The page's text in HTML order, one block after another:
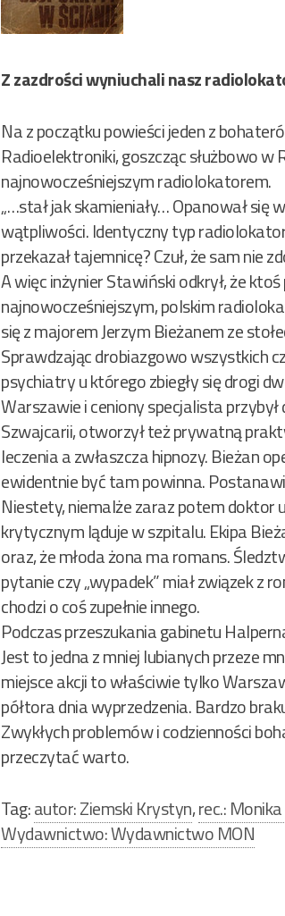
Z zazdrości wyniuchali nasz
Na z początku powieści jeden z
Radioelektroniki, goszcząc służbowo
najnowocześniejszym radiolokatorem.
„…stał jak skamieniały… Opanował się
wątpliwości. Identyczny typ
przekazał tajemnicę? Czuł, że sam nie
A więc inżynier Stawiński odkrył, że
najnowocześniejszym, polskim
się z majorem Jerzym Bieżanem ze
Sprawdzając drobiazgowo wszystkich
psychiatry u którego zbiegły się drogi
Warszawie i ceniony specjalista
Szwajcarii, otworzył też prywatną
leczenia a zwłaszcza hipnozy. Bieżan
ewidentnie być tam powinna.
Niestety, niemalże zaraz potem
krytycznym ląduje w szpitalu. Ekipa
oraz, że młoda żona ma romans.
pytanie czy „wypadek” miał związek z
chodzi o coś zupełnie innego.
Podczas przeszukania gabinetu
Jest to jedna z mniej lubianych przeze
miejsce akcji to właściwie tylko
półtora dnia wyprzedzenia. Bardzo
Zwykłych problemów i codzienności
przeczytać warto.
Tag:autor: Ziemski Krystyn,rec.:
Wydawnictwo: Wydawnictwo MON